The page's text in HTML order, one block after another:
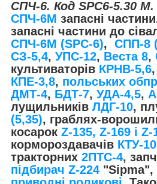
СПЧ-6. Код SPC6-5.30 М.
СПЧ-6М запасні
запасні частини до
СПЧ-6М (SPС-6), СПП-8
СЗ-5,4, УПС-12, Веста 8,
культиваторів КРНВ-5,6,
КПЕ-3,8, польських
ДМТ-4, БДТ-7, УДА-4,5,
лущильників ЛДГ-10,
(5,35), граблях-
косарок Z-135, Z-169 і Z-
кормороздавачів КТУ-10
тракторних 2ПТС-4,
підбирач Z-224 "Sipma",